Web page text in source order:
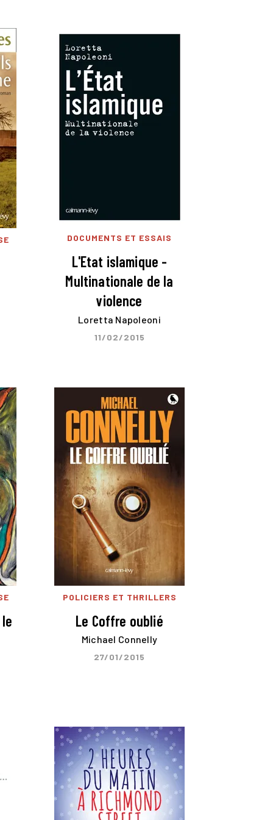
DOCUMENTS ET ESSAIS
L'Etat islamique -
Multinationale de la
violence
Loretta Napoleoni
11/02/2015
POLICIERS ET THRILLERS
Le Coffre oublié
Michael Connelly
27/01/2015